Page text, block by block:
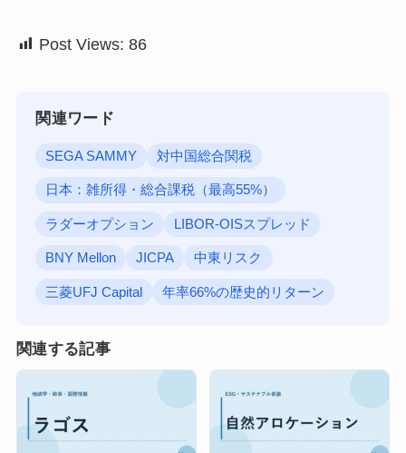
Post Views: 86
関連ワード
SEGA SAMMY 対中国総合関税
日本：雑所得・総合課税（最高55%）
ラダーオプション LIBOR-OISスプレッド
BNY Mellon JICPA 中東リスク
三菱UFJ Capital 年率66%の歴史的リターン
関連する記事